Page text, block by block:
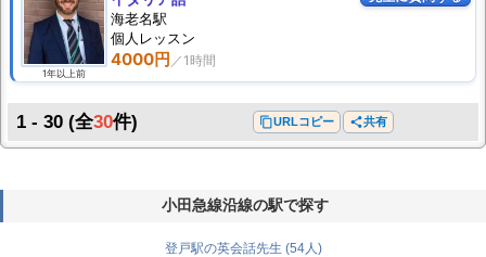
1年以上前
4000円
海老名駅
個人 レッスン
1 - 30 (全30件) content_copyURLコピー share共有
小田急線沿線の駅で探す
登戸駅の英会話先生 (54人)